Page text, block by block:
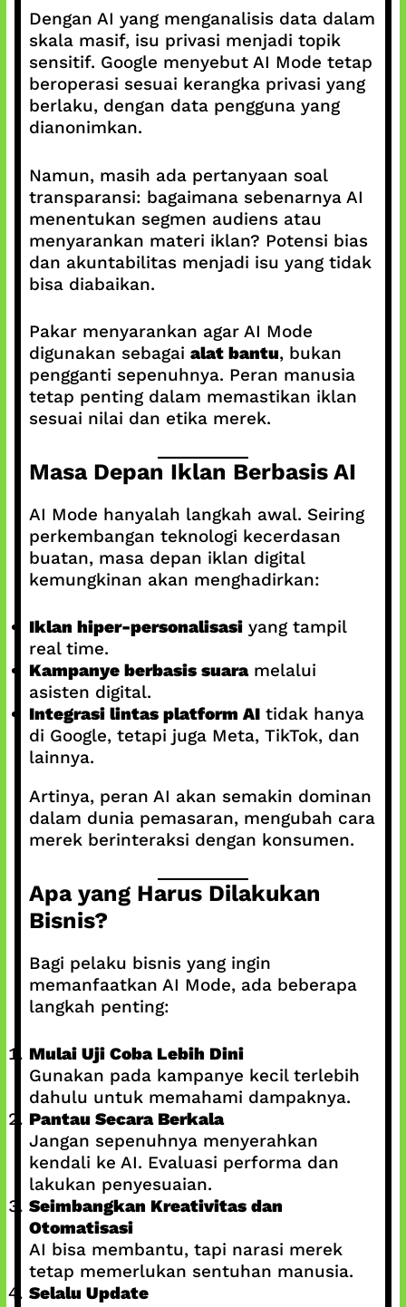
Dengan AI yang menganalisis data dalam
skala masif, isu privasi menjadi topik
sensitif. Google menyebut AI Mode tetap
beroperasi sesuai kerangka privasi yang
berlaku, dengan data pengguna yang
dianonimkan.
Namun, masih ada pertanyaan soal
transparansi: bagaimana sebenarnya AI
menentukan segmen audiens atau
menyarankan materi iklan? Potensi bias
dan akuntabilitas menjadi isu yang tidak
bisa diabaikan.
Pakar menyarankan agar AI Mode
digunakan sebagai alat bantu, bukan
pengganti sepenuhnya. Peran manusia
tetap penting dalam memastikan iklan
sesuai nilai dan etika merek.
Masa Depan Iklan Berbasis AI
AI Mode hanyalah langkah awal. Seiring
perkembangan teknologi kecerdasan
buatan, masa depan iklan digital
kemungkinan akan menghadirkan:
Iklan hiper-personalisasiyang tampil
real time.
Kampanye berbasis suaramelalui
asisten digital.
Integrasi lintas platform AItidak hanya
di Google, tetapi juga Meta, TikTok, dan
lainnya.
Artinya, peran AI akan semakin dominan
dalam dunia pemasaran, mengubah cara
merek berinteraksi dengan konsumen.
Apa yang Harus Dilakukan
Bisnis?
Bagi pelaku bisnis yang ingin
memanfaatkan AI Mode, ada beberapa
langkah penting:
Mulai Uji Coba Lebih Dini
Gunakan pada kampanye kecil terlebih
dahulu untuk memahami dampaknya.
Pantau Secara Berkala
Jangan sepenuhnya menyerahkan
kendali ke AI. Evaluasi performa dan
lakukan penyesuaian.
Seimbangkan Kreativitas dan
Otomatisasi
AI bisa membantu, tapi narasi merek
tetap memerlukan sentuhan manusia.
Selalu Update